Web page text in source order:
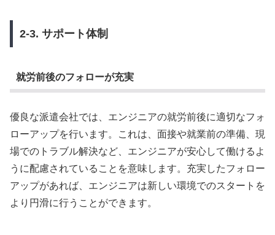
2-3. サポート体制
就労前後のフォローが充実
優良な派遣会社では、エンジニアの就労前後に適切なフォ
ローアップを行います。これは、面接や就業前の準備、現
場でのトラブル解決など、エンジニアが安心して働けるよ
うに配慮されていることを意味します。充実したフォロー
アップがあれば、エンジニアは新しい環境でのスタートを
より円滑に行うことができます。